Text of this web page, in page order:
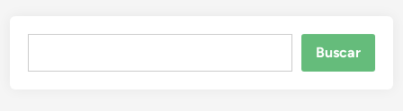
Buscar